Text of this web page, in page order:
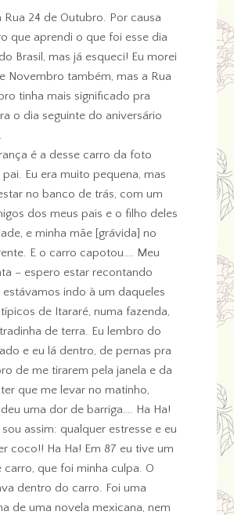
Rua 24 de Outubro. Por causa
que aprendi o que foi esse dia
Brasil, mas já esqueci! Eu morei
Novembro também, mas a Rua
tinha mais significado pra
o dia seguinte do aniversário
é a desse carro da foto
Eu era muito pequena, mas
no banco de trás, com um
dos meus pais e o filho deles
e minha mãe [grávida] no
E o carro capotou…. Meu
– espero estar recontando
indo à um daqueles
de Itararé, numa fazenda,
de terra. Eu lembro do
e eu lá dentro, de pernas pra
de me tirarem pela janela e da
que me levar no matinho,
uma dor de barriga…. Ha Ha!
assim: qualquer estresse e eu
coco!! Ha Ha! Em 87 eu tive um
carro, que foi minha culpa. O
dentro do carro. Foi uma
de uma novela mexicana, nem